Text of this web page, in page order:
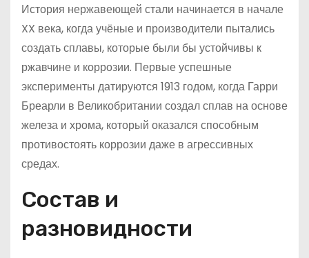
История нержавеющей стали начинается в начале
XX века, когда учёные и производители пытались
создать сплавы, которые были бы устойчивы к
ржавчине и коррозии. Первые успешные
эксперименты датируются 1913 годом, когда Гарри
Бреарли в Великобритании создал сплав на основе
железа и хрома, который оказался способным
противостоять коррозии даже в агрессивных
средах.
Состав и
разновидности